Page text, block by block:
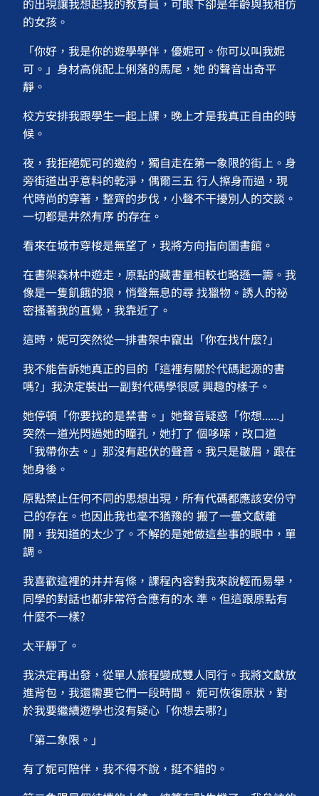
的出現讓我想起我的教育員，可眼下卻是年齡與我相仿
的女孩。
「你好，我是你的遊學學伴，優妮可。你可以叫我妮
可。」身材高佻配上俐落的馬尾，她 的聲音出奇平
靜。
校方安排我跟學生一起上課，晚上才是我真正自由的時
候。
夜，我拒絕妮可的邀約，獨自走在第一象限的街上。身
旁街道出乎意料的乾淨，偶爾三五 行人擦身而過，現
代時尚的穿著，整齊的步伐，小聲不干擾別人的交談。
一切都是井然有序 的存在。
看來在城市穿梭是無望了，我將方向指向圖書館。
在書架森林中遊走，原點的藏書量相較也略遜一籌。我
像是一隻飢餓的狼，悄聲無息的尋 找獵物。誘人的祕
密搔著我的直覺，我靠近了。
這時，妮可突然從一排書架中竄出「你在找什麼?」
我不能告訴她真正的目的「這裡有關於代碼起源的書
嗎?」我決定裝出一副對代碼學很感 興趣的樣子。
她停頓「你要找的是禁書。」她聲音疑惑「你想......」
突然一道光閃過她的瞳孔，她打了 個哆嗦，改口道
「我帶你去。」那沒有起伏的聲音。我只是皺眉，跟在
她身後。
原點禁止任何不同的思想出現，所有代碼都應該安份守
己的存在。也因此我也毫不猶豫的 搬了一疊文獻離
開，我知道的太少了。不解的是她做這些事的眼中，單
調。
我喜歡這裡的井井有條，課程內容對我來說輕而易舉，
同學的對話也都非常符合應有的水 準。但這跟原點有
什麼不一樣?
太平靜了。
我決定再出發，從單人旅程變成雙人同行。我將文獻放
進背包，我還需要它們一段時間。 妮可恢復原狀，對
於我要繼續遊學也沒有疑心「你想去哪?」
「第二象限。」
有了妮可陪伴，我不得不說，挺不錯的。